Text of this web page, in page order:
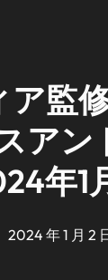
ア監
アン
年1
2024 年 1 月 2